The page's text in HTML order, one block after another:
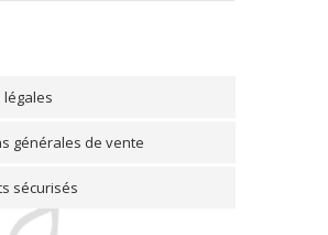
générales de vente
sécurisés